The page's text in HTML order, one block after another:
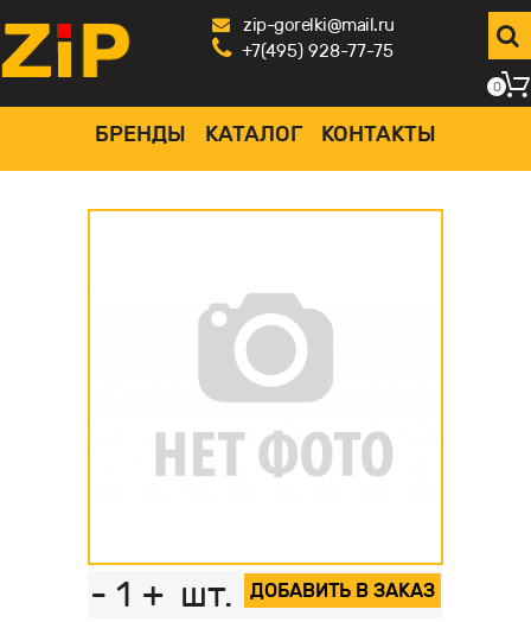
zip-gorelki@mail.ru
+7(495) 928-77-75
БРЕНДЫ КАТАЛОГ КОНТАКТЫ
0
- 1 + шт. ДОБАВИТЬ В ЗАКАЗ